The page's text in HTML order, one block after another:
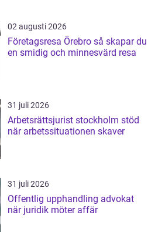
02 augusti 2026
Företagsresa Örebro så skapar du
en smidig och minnesvärd resa
31 juli 2026
Arbetsrättsjurist stockholm stöd
när arbetssituationen skaver
31 juli 2026
Offentlig upphandling advokat
när juridik möter affär